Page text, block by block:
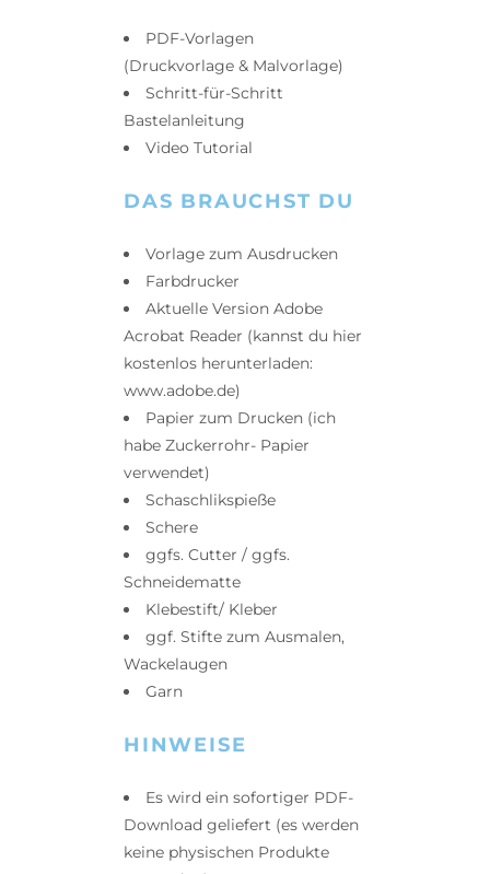
PDF-Vorlagen
(Druckvorlage & Malvorlage)
Schritt-für-Schritt
Bastelanleitung
Video Tutorial
DAS BRAUCHST DU
Vorlage zum Ausdrucken
Farbdrucker
Aktuelle Version Adobe
Acrobat Reader (kannst du hier
kostenlos herunterladen:
www.adobe.de)
Papier zum Drucken (ich
habe Zuckerrohr- Papier
verwendet)
Schaschlikspieße
Schere
ggfs. Cutter / ggfs.
Schneidematte
Klebestift/ Kleber
ggf. Stifte zum Ausmalen,
Wackelaugen
Garn
HINWEISE
Es wird ein sofortiger PDF-
Download geliefert (es werden
keine physischen Produkte